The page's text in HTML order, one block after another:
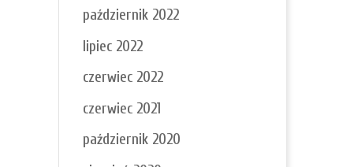
październik 2022
lipiec 2022
czerwiec 2022
czerwiec 2021
październik 2020